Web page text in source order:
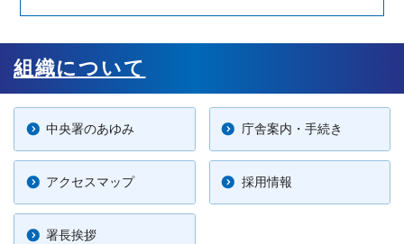
組織について
中央署のあゆみ 庁舎案内・手続き
アクセスマップ 採用情報
署長挨拶